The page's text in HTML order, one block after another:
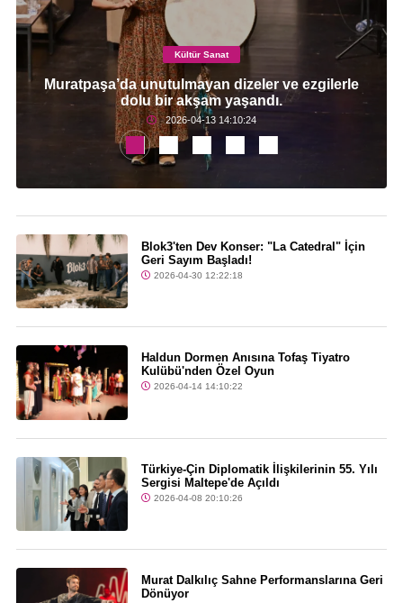
Kültür Sanat
Muratpaşa’da unutulmayan dizeler ve ezgilerle
dolu bir akşam yaşandı.
2026-04-13 14:10:24
Blok3'ten Dev Konser: "La Catedral" İçin
Geri Sayım Başladı!
2026-04-30 12:22:18
Haldun Dormen Anısına Tofaş Tiyatro
Kulübü'nden Özel Oyun
2026-04-14 14:10:22
Türkiye-Çin Diplomatik İlişkilerinin 55. Yılı
Sergisi Maltepe'de Açıldı
2026-04-08 20:10:26
Murat Dalkılıç Sahne Performanslarına Geri
Dönüyor